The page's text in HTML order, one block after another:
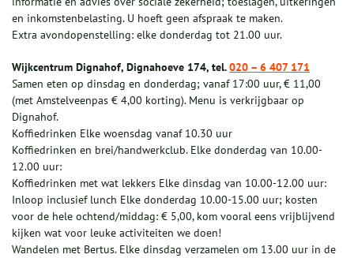
en inkomstenbelasting. U hoeft geen afspraak te maken.
Extra avondopenstelling: elke donderdag tot 21.00 uur.
Wijkcentrum Dignahof, Dignahoeve 174, tel.020 – 6 407 171
Samen eten op dinsdag en donderdag; vanaf 17:00 uur, € 11,00
(met Amstelveenpas € 4,00 korting). Menu is verkrijgbaar op
Dignahof.
Koffiedrinken Elke woensdag vanaf 10.30 uur
Koffiedrinken en brei/handwerkclub. Elke donderdag van 10.00-
12.00 uur:
Koffiedrinken met wat lekkers Elke dinsdag van 10.00-12.00 uur:
Inloop inclusief lunch Elke donderdag 10.00-15.00 uur; kosten
voor de hele ochtend/middag: € 5,00, kom vooral eens vrijblijvend
kijken wat voor leuke activiteiten we doen!
Wandelen met Bertus. Elke dinsdag verzamelen om 13.00 uur in de